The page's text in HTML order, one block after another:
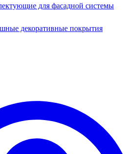
для фасадной системы
декоративные покрытия